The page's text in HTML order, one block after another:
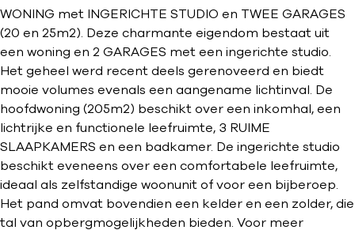
WONING met INGERICHTE STUDIO en TWEE GARAGES
(20 en 25m2). Deze charmante eigendom bestaat uit
een woning en 2 GARAGES met een ingerichte studio.
Het geheel werd recent deels gerenoveerd en biedt
mooie volumes evenals een aangename lichtinval. De
hoofdwoning (205m2) beschikt over een inkomhal, een
lichtrijke en functionele leefruimte, 3 RUIME
SLAAPKAMERS en een badkamer. De ingerichte studio
beschikt eveneens over een comfortabele leefruimte,
ideaal als zelfstandige woonunit of voor een bijberoep.
Het pand omvat bovendien een kelder en een zolder, die
tal van opbergmogelijkheden bieden. Voor meer